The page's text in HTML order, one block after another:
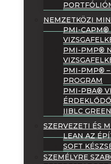
NEMZETKÖZI
PMI-CAPM®
PMI-PMP®
PMI-PMP® –
PROGRAM
PMI-PBA®
IIBLC
SZERVEZETI ÉS
LEAN AZ
SOFT
SZEMÉLYRE